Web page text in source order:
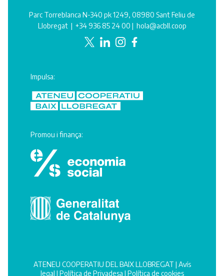
Parc Torreblanca N-340 pk 1249, 08980 Sant Feliu de
Llobregat | +34 936 85 24 00 | hola@acbll.coop
Impulsa:
Promou i finança:
ATENEU COOPERATIU DEL BAIX LLOBREGAT | Avís
legal | Política de Privadesa | Política de cookies